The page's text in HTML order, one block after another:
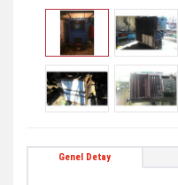
Genel Detay